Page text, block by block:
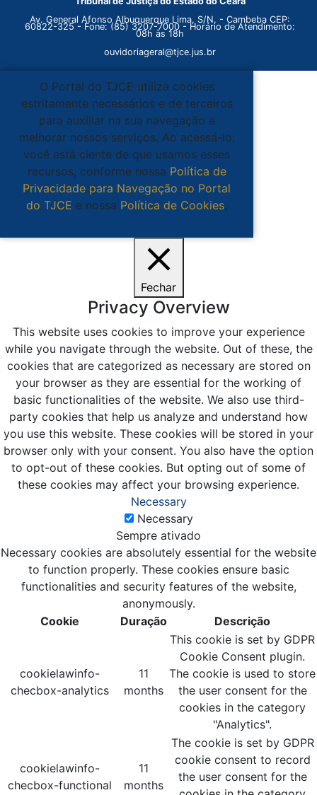
Av. General Afonso Albuquerque Lima, S/N. - Cambeba CEP:
60822-325 - Fone: (85) 3207-7000 - Horário de Atendimento:
08h às 18h
ouvidoriageral@tjce.jus.br
O Portal do TJCE utiliza cookies
estritamente necessários e de terceiros
para auxiliar na sua navegação e
melhorar nossos serviços. Ao acessá-lo,
você está ciente de que usamos esses
recursos, conforme nossa Política de
Privacidade para Navegação no Portal
do TJCE e nossa Política de Cookies.
Fechar
Privacy Overview
This website uses cookies to improve your experience
while you navigate through the website. Out of these, the
cookies that are categorized as necessary are stored on
your browser as they are essential for the working of
basic functionalities of the website. We also use third-
party cookies that help us analyze and understand how
you use this website. These cookies will be stored in your
browser only with your consent. You also have the option
to opt-out of these cookies. But opting out of some of
these cookies may affect your browsing experience.
Necessary
Necessary
Sempre ativado
Necessary cookies are absolutely essential for the website
to function properly. These cookies ensure basic
functionalities and security features of the website,
anonymously.
Cookie
Duração Descrição
cookielawinfo-
checbox-analytics
11
months
This cookie is set by GDPR
Cookie Consent plugin.
The cookie is used to store
the user consent for the
cookies in the category
"Analytics".
cookielawinfo-
checbox-functional
11
months
The cookie is set by GDPR
cookie consent to record
the user consent for the